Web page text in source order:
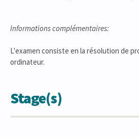
Informations complémentaires:
L'examen consiste en la résolution de
ordinateur.
Stage(s)